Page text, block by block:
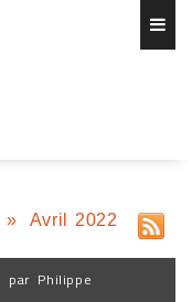
» Avril 2022
par Philippe